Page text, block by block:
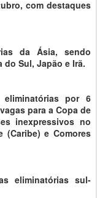
com destaques
da Ásia, sendo
Sul, Japão e Irã.
por 6
para a Copa de
inexpressivos no
(Caribe) e Comores
eliminatórias sul-